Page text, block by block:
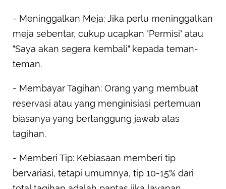
- Meninggalkan Meja: Jika perlu meninggalkan
meja sebentar, cukup ucapkan "Permisi" atau
"Saya akan segera kembali" kepada teman-
teman.
- Membayar Tagihan: Orang yang membuat
reservasi atau yang menginisiasi pertemuan
biasanya yang bertanggung jawab atas
tagihan.
- Memberi Tip: Kebiasaan memberi tip
bervariasi, tetapi umumnya, tip 10-15% dari